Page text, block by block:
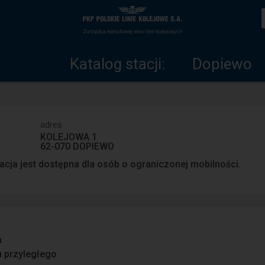
Katalog
Strona
Katalog stacji: Dopiewo
adres
KOLEJOWA 1
62-070 DOPIEWO
jest dostępna dla osób o ograniczonej mobilności.
przyległego